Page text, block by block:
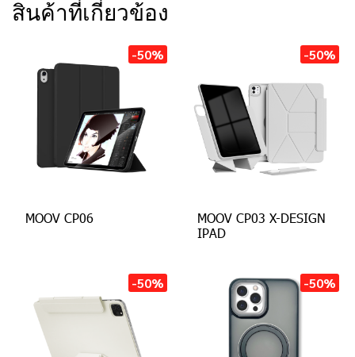
สินค้าที่เกี่ยวข้อง
-50%
MOOV CP06
-50%
MOOV CP03 X-DESIGN
IPAD
-50% -50%